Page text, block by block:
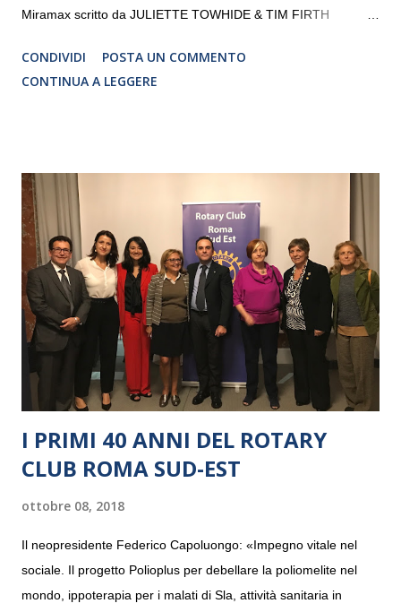
Miramax scritto da JULIETTE TOWHIDE & TIM FIRTH
CRISTINA PEZZOLI
CONDIVIDI
POSTA UN COMMENTO
CONTINUA A LEGGERE
I PRIMI 40 ANNI DEL ROTARY
CLUB ROMA SUD-EST
ottobre 08, 2018
Il neopresidente Federico Capoluongo: «Impegno vitale nel
sociale. Il progetto Polioplus per debellare la poliomelite nel
mondo, ippoterapia per i malati di Sla, attività sanitaria in